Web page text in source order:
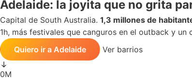
Adelaide: la joyita que no grita
Capital de South Australia. 1,3 millones de
1h, más festivales que canguros en el outback y
Quiero ir a Adelaide
Ver barrios
0M